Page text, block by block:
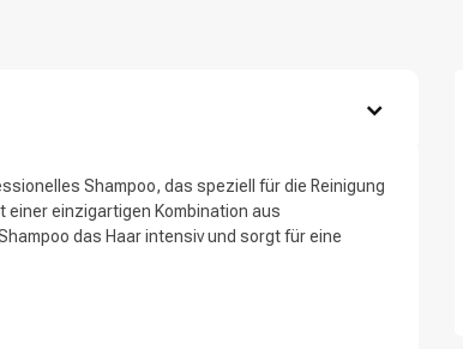
Haarpflege Stylingprodukte
Shampoo, das speziell für die Reinigung
einer einzigartigen Kombination aus
das Haar intensiv und sorgt für eine